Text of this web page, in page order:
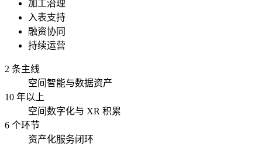
加工治理
入表支持
融资协同
持续运营
2 条主线
空间智能与数据资产
10 年以上
空间数字化与 XR 积累
6 个环节
资产化服务闭环